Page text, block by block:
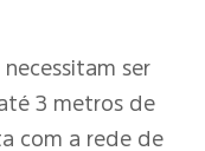
ser
3 metros de
com a rede de